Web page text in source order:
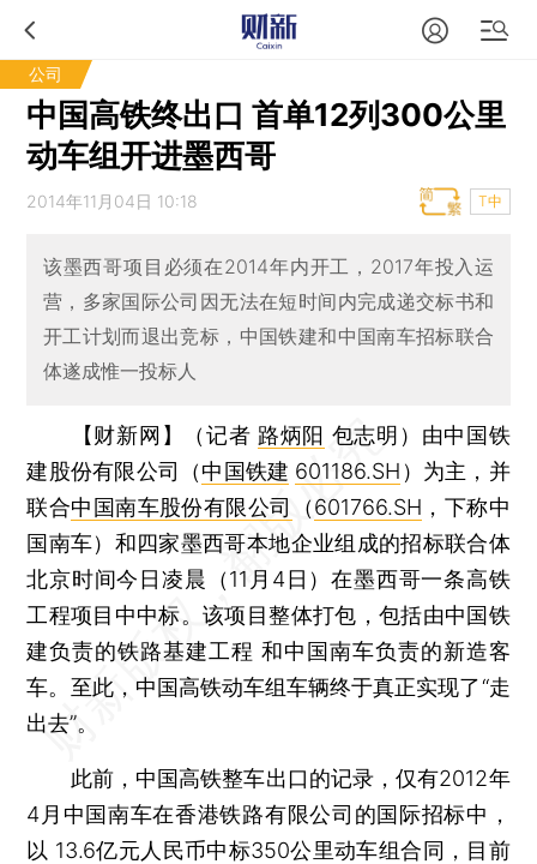
公司
中国高铁终出口 首单12列300公里
动车组开进墨西哥
2014年11月04日 10:18 T中
该墨西哥项目必须在2014年内开工，2017年投入运
营，多家国际公司因无法在短时间内完成递交标书和
开工计划而退出竞标，中国铁建和中国南车招标联合
体遂成惟一投标人
【财新网】（记者 路炳阳 包志明） 由中国铁
建股份有限公司（中国铁建 601186.SH ）为主，并
联合中国南车股份有限公司 （601766.SH ，下称中
国南车）和四家墨西哥本地企业组成的招标联合体
北京时间今日凌晨（11月4日）在墨西哥一条高铁
工程项目中中标。该项目整体打包，包括由中国铁
建负责的铁路基建工程 和中国南车负责的新造客
车。至此，中国高铁动车组车辆终于真正实现了“走
出去”。
此前，中国高铁整车出口的记录，仅有2012年
4月中国南车在香港铁路有限公司的国际招标中，
以 13.6亿元人民币中标350公里动车组合同，目前